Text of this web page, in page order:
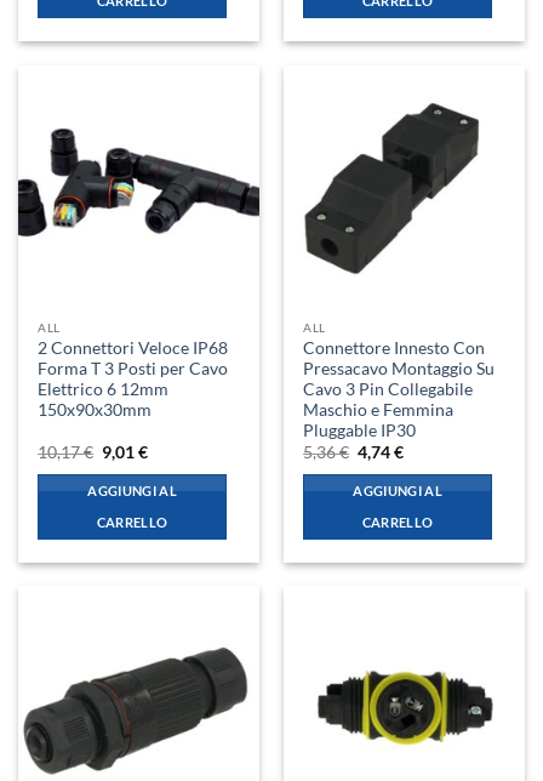
ALL
2 Connettori Veloce IP68
Forma T 3 Posti per Cavo
Elettrico 6 12mm
150x90x30mm
10,17€ Il
prezzo
originale
era:
10,17 €.
9,01€Il
attuale
è:
9,01 €.
AGGIUNGI AL
CARRELLO
ALL
Connettore Innesto Con
Pressacavo Montaggio Su
Cavo 3 Pin Collegabile
Maschio e Femmina
Pluggable IP30
5,36€ Il
prezzo
originale
era:
5,36 €.
4,74€Il
attuale
è:
4,74 €.
AGGIUNGI AL
CARRELLO